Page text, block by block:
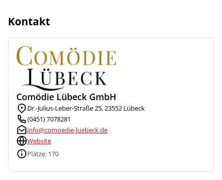
Kontakt
Comödie Lübeck GmbH
Dr.-Julius-Leber-Straße 25, 23552 Lübeck
(0451) 7078281
info@comoedie-luebeck.de
Website
Plätze: 170